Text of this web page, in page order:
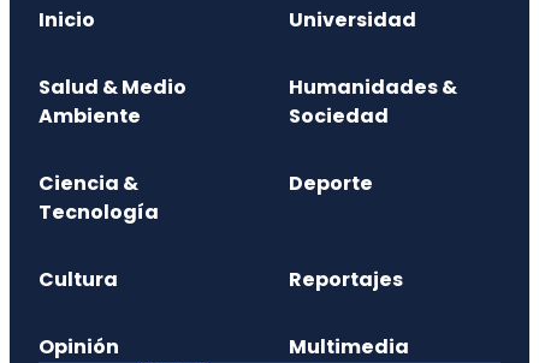
Inicio Universidad
Salud & Medio
Ambiente
Humanidades &
Sociedad
Ciencia &
Tecnología
Deporte
Cultura Reportajes
Opinión Multimedia